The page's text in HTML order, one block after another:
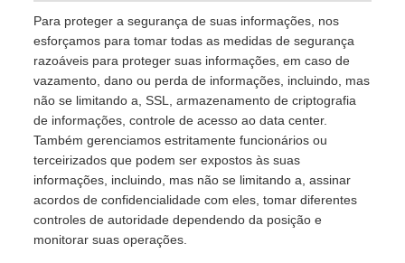
Para proteger a segurança de suas informações, nos
esforçamos para tomar todas as medidas de segurança
razoáveis para proteger suas informações, em caso de
vazamento, dano ou perda de informações, incluindo, mas
não se limitando a, SSL, armazenamento de criptografia
de informações, controle de acesso ao data center.
Também gerenciamos estritamente funcionários ou
terceirizados que podem ser expostos às suas
informações, incluindo, mas não se limitando a, assinar
acordos de confidencialidade com eles, tomar diferentes
controles de autoridade dependendo da posição e
monitorar suas operações.